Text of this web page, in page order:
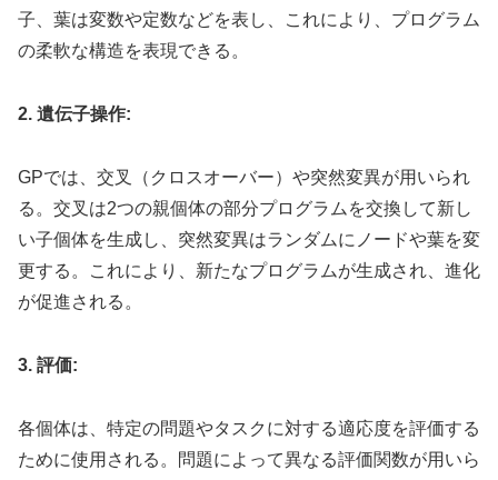
子、葉は変数や定数などを表し、これにより、プログラム
の柔軟な構造を表現できる。
2. 遺伝子操作:
GPでは、交叉（クロスオーバー）や突然変異が用いられ
る。交叉は2つの親個体の部分プログラムを交換して新し
い子個体を生成し、突然変異はランダムにノードや葉を変
更する。これにより、新たなプログラムが生成され、進化
が促進される。
3. 評価:
各個体は、特定の問題やタスクに対する適応度を評価する
ために使用される。問題によって異なる評価関数が用いら